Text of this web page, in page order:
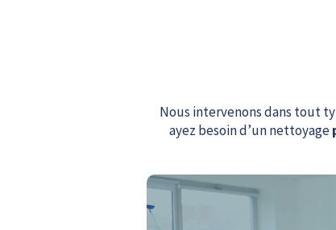
Nous intervenons dans tout
ayez besoin d’un nettoyage